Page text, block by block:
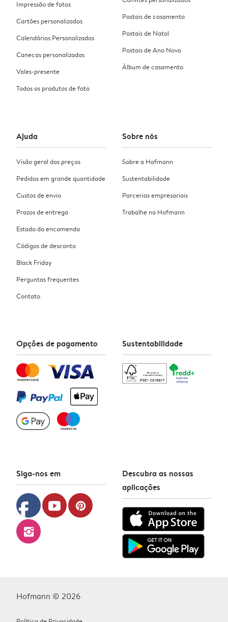
Impressão de fotos
Cartões personalizados
Calendários Personalizados
Canecas personalizadas
Vales-presente
Todos os produtos de foto
Postais de casamento
Postais de Natal
Postais de Ano Novo
Álbum de casamento
Ajuda
Visão geral dos preços
Pedidos em grande quantidade
Custos de envio
Prazos de entrega
Estado da encomenda
Códigos de desconto
Black Friday
Perguntas frequentes
Contato
Sobre nós
Sobre a Hofmann
Sustentabilidade
Parcerias empresariais
Trabalhe na Hofmann
Opções de pagamento Sustentabilidade
Siga-nos em
facebook youtube pinterest
instagram
Descubra as nossas
aplicações
Hofmann © 2026